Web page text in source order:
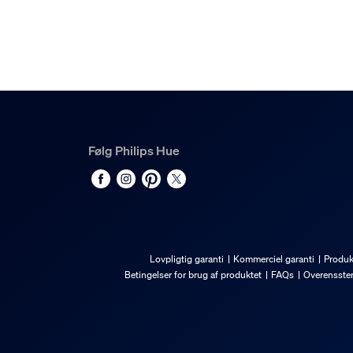
Type
Emballagemål og -vægt
Bruttovægt
Følg Philips Hue
Lovpligtig garanti Kommerciel garanti
Betingelser for brug af produktet
FAQs